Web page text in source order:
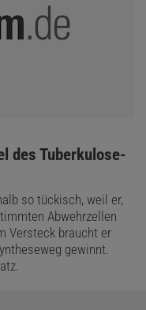
des Tuberkulose-
so tückisch, weil er,
Abwehrzellen
Versteck braucht er
gewinnt.